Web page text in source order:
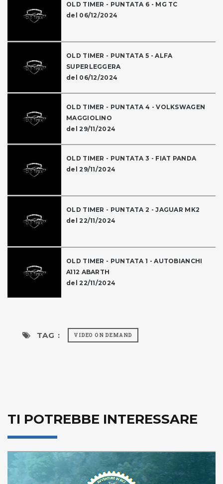
OLD TIMER - PUNTATA 6 - MG TC
del 06/12/2024
OLD TIMER - PUNTATA 5 - ALFA
SUPERLEGGERA
del 06/12/2024
OLD TIMER - PUNTATA 4 - VOLKSWAGEN
MAGGIOLINO
del 29/11/2024
OLD TIMER - PUNTATA 3 - FIAT PANDA
del 29/11/2024
OLD TIMER - PUNTATA 2 - JAGUAR MK2
del 22/11/2024
OLD TIMER - PUNTATA 1 - AUTOBIANCHI
A112 ABARTH
del 22/11/2024
TAG : VIDEO ON DEMAND
TI POTREBBE INTERESSARE